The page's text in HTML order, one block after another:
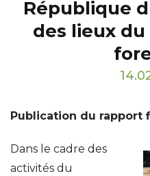
République
des lieux
Publication du rapport
Dans le cadre des
activités du